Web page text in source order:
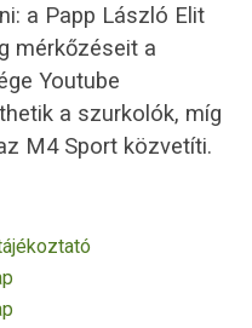
a Papp László Elit
mérkőzéseit a
Youtube
a szurkolók, míg
M4 Sport közvetíti.